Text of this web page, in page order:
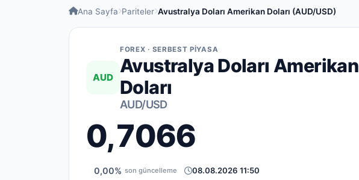
Ana Sayfa Pariteler Avustralya Doları Amerikan Doları (AUD/USD)
AUD
FOREX · SERBEST PIYASA
Avustralya Doları Amerikan
Doları
AUD/USD
0,7066
0,00% son güncelleme 08.08.2026 11:50